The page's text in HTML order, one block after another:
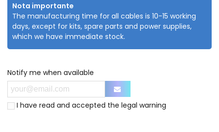
Nota importante
The manufacturing time for all cables is 10-15 working
days, except for kits, spare parts and power supplies,
which we have immediate stock.
Notify me when available
I have read and accepted the legal warning